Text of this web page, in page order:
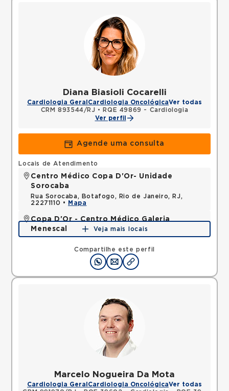
Diana Biasioli Cocarelli
Cardiologia Geral Cardiologia OncológicaVer todas
CRM 893544/RJ •
RQE 49869 - Cardiologia
Ver perfil
Agende uma consulta
Compartilhe este perfil
Locais de Atendimento
Centro Médico Copa D'Or- Unidade
Sorocaba
Rua Sorocaba, Botafogo, Rio de Janeiro, RJ,
22271110 •
Mapa
Copa D'Or - Centro Médico Galeria
Menescal
Avenida Nossa Senhora de Copacabana,
Copacabana, Rio de Janeiro, RJ, 22050903 •
Veja mais locais
Marcelo Nogueira Da Mota
Cardiologia Geral Cardiologia OncológicaVer todas